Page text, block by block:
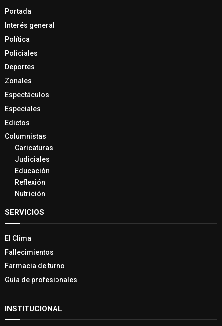
Portada
Interés general
Política
Policiales
Deportes
Zonales
Espectáculos
Especiales
Edictos
Columnistas
Caricaturas
Judiciales
Educación
Reflexión
Nutrición
SERVICIOS
El Clima
Fallecimientos
Farmacia de turno
Guía de profesionales
INSTITUCIONAL